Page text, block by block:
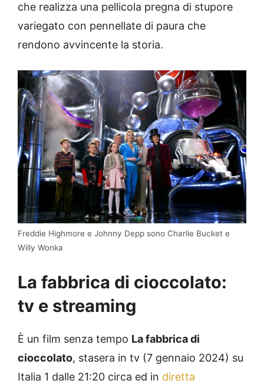
che realizza una pellicola pregna di stupore
variegato con pennellate di paura che
rendono avvincente la storia.
Freddie Highmore e Johnny Depp sono Charlie Bucket e
Willy Wonka
La fabbrica di cioccolato:
tv e streaming
È un film senza tempo La fabbrica di
cioccolato, stasera in tv (7 gennaio 2024) su
Italia 1 dalle 21:20 circa ed in diretta